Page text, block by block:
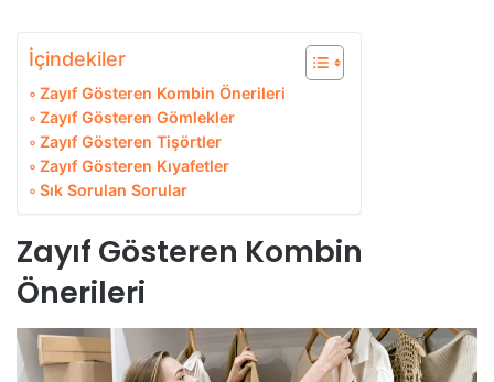
İçindekiler
Zayıf Gösteren Kombin Önerileri
Zayıf Gösteren Gömlekler
Zayıf Gösteren Tişörtler
Zayıf Gösteren Kıyafetler
Sık Sorulan Sorular
Zayıf Gösteren Kombin
Önerileri